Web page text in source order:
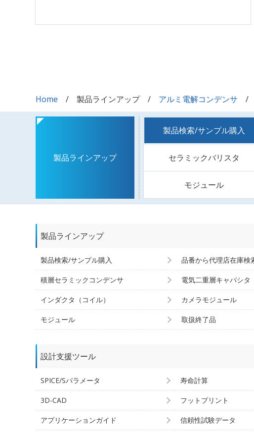
Home 製品ラインアップ アルミ電解コンデンサ
製品ラインアップ
製品検索/サンプル購入
セラミックバリスタ
モジュール
製品ラインアップ
製品検索/サンプル購入 品番から代理店在庫検
積層セラミックコンデンサ 電気二重層キャパシタ
インダクタ（コイル） カメラモジュール
モジュール 取扱終了品
設計支援ツール
SPICE/Sパラメータ 寿命計算
3D-CAD フットプリント
アプリケーションガイド 信頼性試験データ